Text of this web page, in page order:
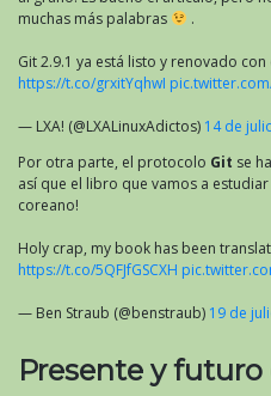
muchas más palabras
.
Git 2.9.1 ya está listo y renovado
https://t.co/grxitYqhwI
— LXA! (@LXALinuxAdictos) 14 de
Por otra parte, el protocolo Git se
así que el libro que vamos a
coreano!
Holy crap, my book has been
https://t.co/5QFJfGSCXH
— Ben Straub (@benstraub) 19 de
Presente y futuro